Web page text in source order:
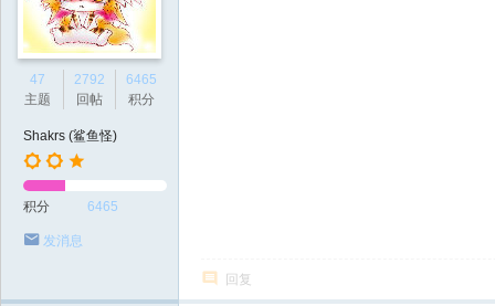
47
主题
2792
回帖
6465
积分
Shakrs (鲨鱼怪)
积分 6465
发消息
回复